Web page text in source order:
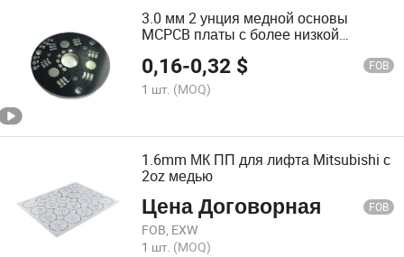
3.0 мм 2 унция медной основы
MCPCB платы с более низкой
0,16-0,32 $ FOB
1 шт. (MOQ)
1.6mm МК ПП для лифта Mitsubishi с
2oz медью
Цена Договорная FOB
FOB, EXW
1 шт. (MOQ)